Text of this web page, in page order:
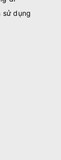
sử dụng